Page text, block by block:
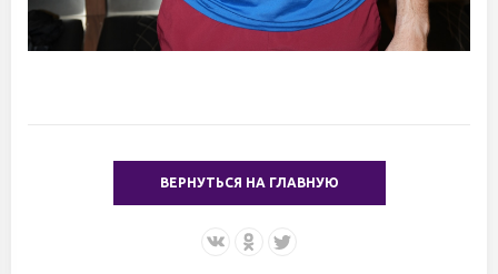
ВЕРНУТЬСЯ НА ГЛАВНУЮ